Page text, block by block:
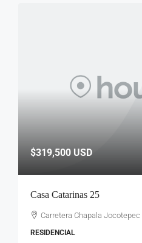
$319,500 USD
Casa Catarinas 25
Carretera Chapala Jocotepec
RESIDENCIAL